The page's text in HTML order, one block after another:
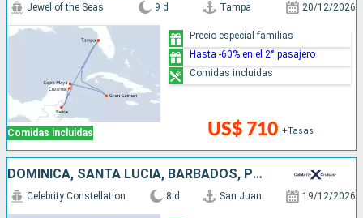
Comidas incluidas
Jewel of the Seas 9 d Tampa 20/12/2026
US$ 710 +Tasas
Precio especial familias
Hasta -60% en el 2° pasajero
Comidas incluidas
DOMINICA, SANTA LUCIA, BARBADOS, PUERTO RICO
Celebrity Constellation 8 d San Juan 19/12/2026